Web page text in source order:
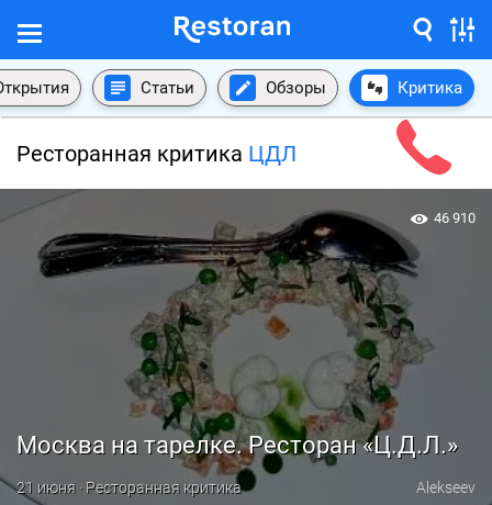
Статьи Обзоры Критика
Ресторанная критика ЦДЛ
Москва на тарелке. Ресторан «Ц.Д.Л.»
21 июня · Ресторанная критика Alekseev
46 910